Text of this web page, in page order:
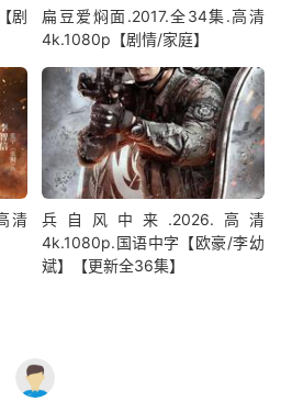
剧
扁豆爱焖面.2017.全34集.高清
4k.1080p【剧情/家庭】
清
兵自风中来‎.2026.高清
4k.1080p.国语中字【欧豪/李幼
斌】【更新全36集】